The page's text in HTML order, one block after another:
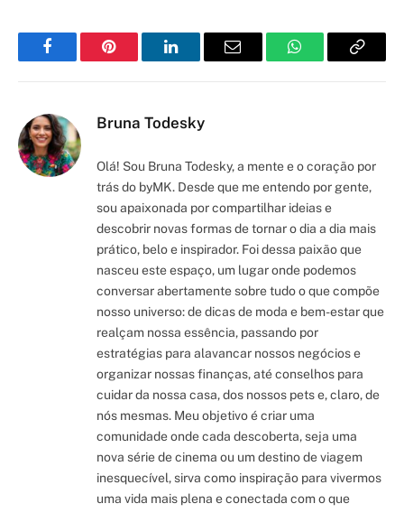
FacebookPinterest LinkedInEmail WhatsAppCopy
Bruna Todesky
Olá! Sou Bruna Todesky, a mente e o coração por
trás do byMK. Desde que me entendo por gente,
sou apaixonada por compartilhar ideias e
descobrir novas formas de tornar o dia a dia mais
prático, belo e inspirador. Foi dessa paixão que
nasceu este espaço, um lugar onde podemos
conversar abertamente sobre tudo o que compõe
nosso universo: de dicas de moda e bem-estar que
realçam nossa essência, passando por
estratégias para alavancar nossos negócios e
organizar nossas finanças, até conselhos para
cuidar da nossa casa, dos nossos pets e, claro, de
nós mesmas. Meu objetivo é criar uma
comunidade onde cada descoberta, seja uma
nova série de cinema ou um destino de viagem
inesquecível, sirva como inspiração para vivermos
uma vida mais plena e conectada com o que